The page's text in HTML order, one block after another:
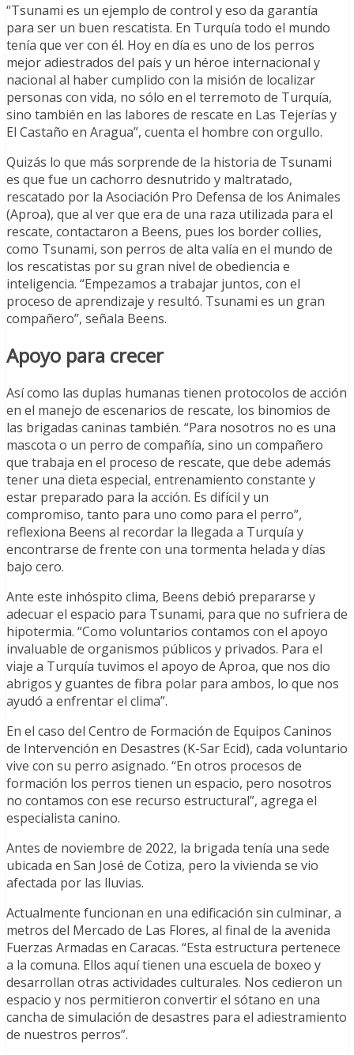
“Tsunami es un ejemplo de control y eso da garantía
para ser un buen rescatista. En Turquía todo el mundo
tenía que ver con él. Hoy en día es uno de los perros
mejor adiestrados del país y un héroe internacional y
nacional al haber cumplido con la misión de localizar
personas con vida, no sólo en el terremoto de Turquía,
sino también en las labores de rescate en Las Tejerías y
El Castaño en Aragua”, cuenta el hombre con orgullo.
Quizás lo que más sorprende de la historia de Tsunami
es que fue un cachorro desnutrido y maltratado,
rescatado por la Asociación Pro Defensa de los Animales
(Aproa), que al ver que era de una raza utilizada para el
rescate, contactaron a Beens, pues los border collies,
como Tsunami, son perros de alta valía en el mundo de
los rescatistas por su gran nivel de obediencia e
inteligencia. “Empezamos a trabajar juntos, con el
proceso de aprendizaje y resultó. Tsunami es un gran
compañero”, señala Beens.
Apoyo para crecer
Así como las duplas humanas tienen protocolos de acción
en el manejo de escenarios de rescate, los binomios de
las brigadas caninas también. “Para nosotros no es una
mascota o un perro de compañía, sino un compañero
que trabaja en el proceso de rescate, que debe además
tener una dieta especial, entrenamiento constante y
estar preparado para la acción. Es difícil y un
compromiso, tanto para uno como para el perro”,
reflexiona Beens al recordar la llegada a Turquía y
encontrarse de frente con una tormenta helada y días
bajo cero.
Ante este inhóspito clima, Beens debió prepararse y
adecuar el espacio para Tsunami, para que no sufriera de
hipotermia. “Como voluntarios contamos con el apoyo
invaluable de organismos públicos y privados. Para el
viaje a Turquía tuvimos el apoyo de Aproa, que nos dio
abrigos y guantes de fibra polar para ambos, lo que nos
ayudó a enfrentar el clima”.
En el caso del Centro de Formación de Equipos Caninos
de Intervención en Desastres (K-Sar Ecid), cada voluntario
vive con su perro asignado. “En otros procesos de
formación los perros tienen un espacio, pero nosotros
no contamos con ese recurso estructural”, agrega el
especialista canino.
Antes de noviembre de 2022, la brigada tenía una sede
ubicada en San José de Cotiza, pero la vivienda se vio
afectada por las lluvias.
Actualmente funcionan en una edificación sin culminar, a
metros del Mercado de Las Flores, al final de la avenida
Fuerzas Armadas en Caracas. “Esta estructura pertenece
a la comuna. Ellos aquí tienen una escuela de boxeo y
desarrollan otras actividades culturales. Nos cedieron un
espacio y nos permitieron convertir el sótano en una
cancha de simulación de desastres para el adiestramiento
de nuestros perros”.